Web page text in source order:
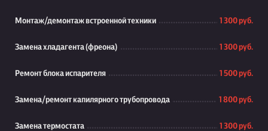
Монтаж/демонтаж встроенной техники 1 300 руб.
Замена хладагента (фреона) 1 300 руб.
Ремонт блока испарителя 1 500 руб.
Замена/ремонт капилярного трубопровода 1 800 руб.
Замена термостата 1 300 руб.